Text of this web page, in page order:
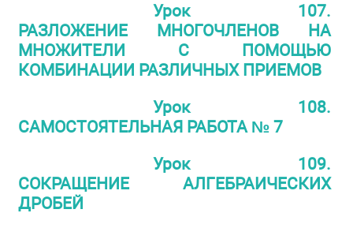
Урок 107.
РАЗЛОЖЕНИЕ МНОГОЧЛЕНОВ НА
МНОЖИТЕЛИ С ПОМОЩЬЮ
КОМБИНАЦИИ РАЗЛИЧНЫХ ПРИЕМОВ
Урок 108.
САМОСТОЯТЕЛЬНАЯ РАБОТА № 7
Урок 109.
СОКРАЩЕНИЕ АЛГЕБРАИЧЕСКИХ
ДРОБЕЙ